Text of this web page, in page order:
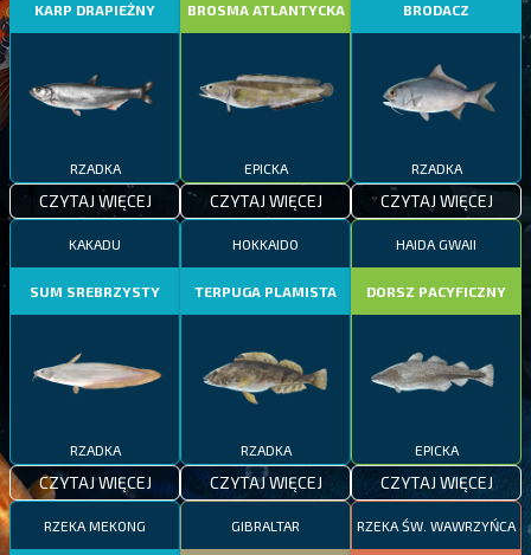
KARP DRAPIEŻNY
RZADKA
CZYTAJ WIĘCEJ
BROSMA ATLANTYCKA
EPICKA
CZYTAJ WIĘCEJ
BRODACZ
RZADKA
CZYTAJ WIĘCEJ
KAKADU
SUM SREBRZYSTY
RZADKA
CZYTAJ WIĘCEJ
HOKKAIDO
TERPUGA PLAMISTA
RZADKA
CZYTAJ WIĘCEJ
HAIDA GWAII
DORSZ PACYFICZNY
EPICKA
CZYTAJ WIĘCEJ
RZEKA MEKONG GIBRALTAR RZEKA ŚW. WAWRZYŃCA